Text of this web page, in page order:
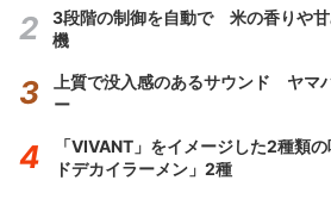
3段階の制御を自動で 米の香りや
機
上質で没入感のあるサウンド ヤマ
ー
「VIVANT」をイメージした2種類
ドデカイラーメン」2種